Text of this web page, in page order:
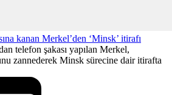
kanan Merkel’den ‘Minsk’ itirafı
telefon şakası yapılan Merkel,
zannederek Minsk sürecine dair itirafta